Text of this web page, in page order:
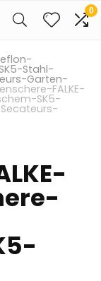
0
Stahl-
Garten-
FALKE-
SK5-